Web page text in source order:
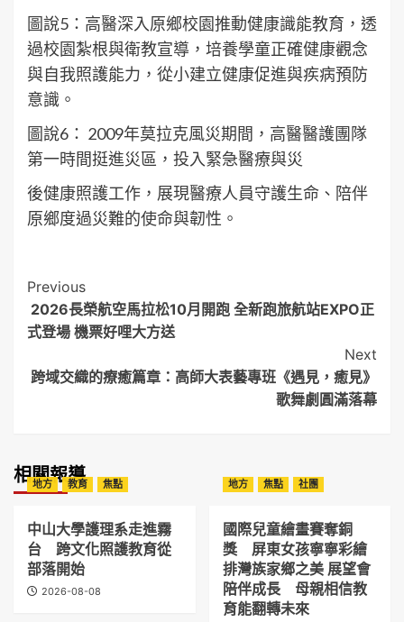
圖說5：高醫深入原鄉校園推動健康識能教育，透
過校園紮根與衛教宣導，培養學童正確健康觀念
與自我照護能力，從小建立健康促進與疾病預防
意識。
圖說6： 2009年莫拉克風災期間，高醫醫護團隊
第一時間挺進災區，投入緊急醫療與災
後健康照護工作，展現醫療人員守護生命、陪伴
原鄉度過災難的使命與韌性。
Post
Navigation
Previous
2026長榮航空馬拉松10月開跑 全新跑旅航站EXPO正
式登場 機票好哩大方送
Next
跨域交織的療癒篇章：高師大表藝專班《遇見，癒見》
歌舞劇圓滿落幕
相關報導
地方 教育 焦點
中山大學護理系走進霧
台 跨文化照護教育從
部落開始
2026-08-08
地方 焦點 社團
國際兒童繪畫賽奪銅
獎 屏東女孩寧寧彩繪
排灣族家鄉之美 展望會
陪伴成長 母親相信教
育能翻轉未來